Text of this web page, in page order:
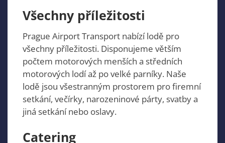
Všechny příležitosti
Prague Airport Transport nabízí lodě pro
všechny příležitosti. Disponujeme větším
počtem motorových menších a středních
motorových lodí až po velké parníky. Naše
lodě jsou všestranným prostorem pro firemní
setkání, večírky, narozeninové párty, svatby a
jiná setkání nebo oslavy.
Catering